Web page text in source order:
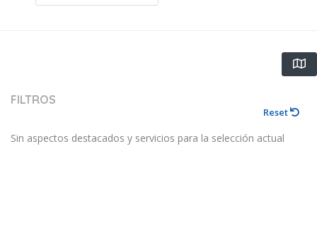
FILTROS
Reset
Sin aspectos destacados y servicios para la selección actual